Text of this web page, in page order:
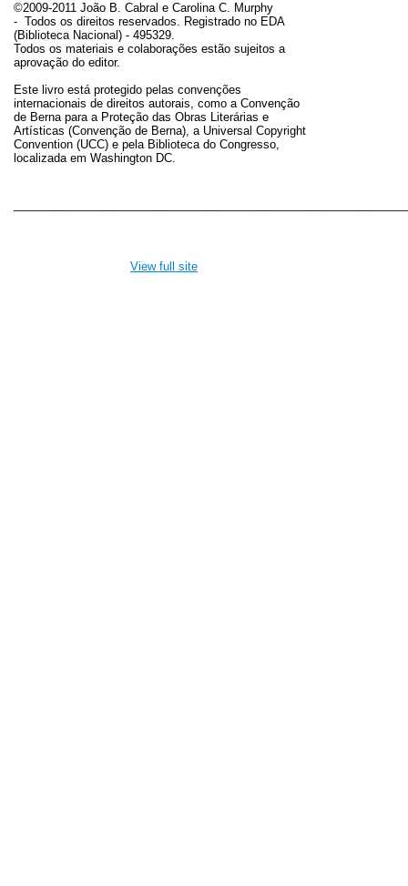
©2009-2011 João B. Cabral e Carolina C. Murphy
- Todos os direitos reservados. Registrado no EDA
(Biblioteca Nacional) - 495329.
Todos os materiais e colaborações estão sujeitos a
aprovação do editor.
Este livro está protegido pelas convenções
internacionais de direitos autorais, como a Convenção
de Berna para a Proteção das Obras Literárias e
Artísticas (Convenção de Berna), a Universal Copyright
Convention (UCC) e pela Biblioteca do Congresso,
localizada em Washington DC.
View full site